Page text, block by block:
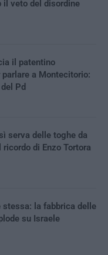
il veto del disordine
il patentino
a Montecitorio:
Pd
serva delle toghe da
di Enzo Tortora
stessa: la fabbrica delle
su Israele